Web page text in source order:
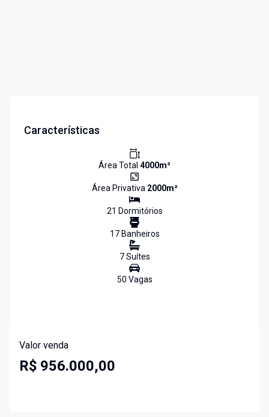
Características
Área Total 4000m²
Área Privativa 2000m²
21 Dormitórios
17Banheiros
7Suítes
50 Vagas
Valor venda
R$ 956.000,00